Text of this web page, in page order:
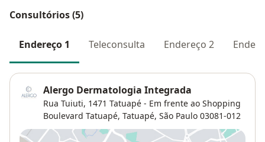
Consultórios (5)
Endereço 1 Teleconsulta Endereço 2
Alergo Dermatologia Integrada
Rua Tuiuti, 1471 Tatuapé - Em frente ao Shopping
Boulevard Tatuapé, Tatuapé, São Paulo 03081-012